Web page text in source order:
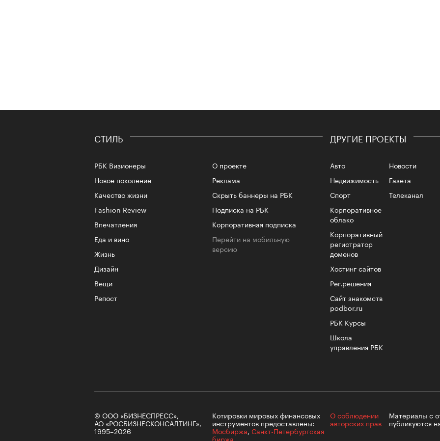
СТИЛЬ
РБК Визионеры
Новое поколение
Качество жизни
Fashion Review
Впечатления
Еда и вино
Жизнь
Дизайн
Вещи
Репост
О проекте
Реклама
Скрыть баннеры на РБК
Подписка на РБК
Корпоративная подписка
Перейти на мобильную
версию
ДРУГИЕ ПРОЕКТЫ
Авто
Недвижимость
Спорт
Корпоративное
облако
Корпоративный
регистратор
доменов
Хостинг сайтов
Рег.решения
Сайт знакомств
podbor.ru
РБК Курсы
Школа
управления РБК
Новости
Газета
Телеканал
© ООО «БИЗНЕСПРЕСС»,
АО «РОСБИЗНЕСКОНСАЛТИНГ»,
1995–2026
Котировки мировых финансовых
инструментов предоставлены:
Мосбиржа, Санкт-Петербургская
биржа.
О соблюдении
авторских прав
Материалы с
публикуются